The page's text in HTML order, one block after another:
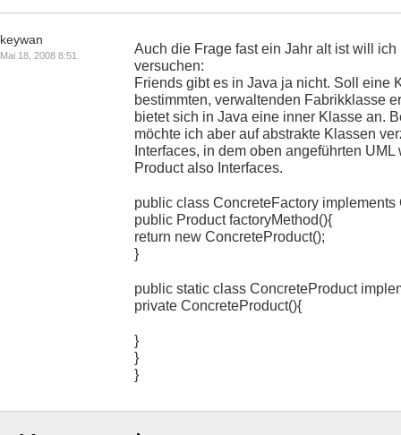
keywan
Mai 18, 2008 8:51
Auch die Frage fast ein Jahr alt ist will ich
versuchen:
Friends gibt es in Java ja nicht. Soll eine
bestimmten, verwaltenden Fabrikklasse
bietet sich in Java eine inner Klasse an.
möchte ich aber auf abstrakte Klassen
Interfaces, in dem oben angeführten UML
Product also Interfaces.
public class ConcreteFactory implements
public Product factoryMethod(){
return new ConcreteProduct();
}
public static class ConcreteProduct
private ConcreteProduct(){
}
}
}